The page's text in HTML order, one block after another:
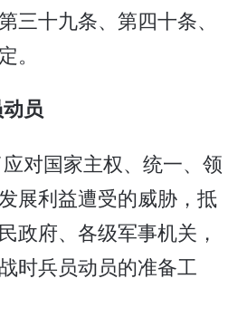
三十九条、第四十条、
。
员
对国家主权、统一、领
展利益遭受的威胁，抵
政府、各级军事机关，
时兵员动员的准备工